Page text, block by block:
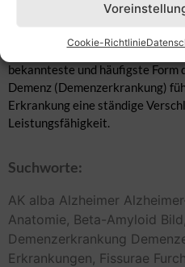
Cookie-Richtlinie
Gehirns, die die Hirnflüssigkeit
am häufigsten bei älteren
bekannteste und häufigste Form
Demenz (Demenzerkrankung)
Erkrankung eine ständige
Leistungsfähigkeit.
Suchworte:
AK alba Alzheimer
Anatomie, Beta-Amyloid Bild,
Demenzerkrankung
Erkrankungen, Fissurae